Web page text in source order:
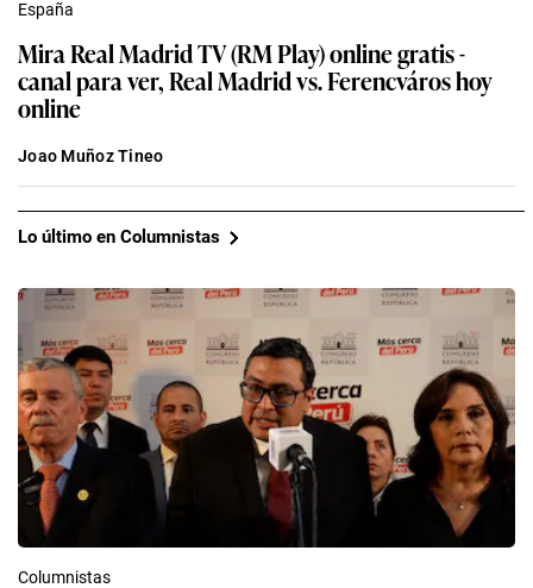
España
Mira Real Madrid TV (RM Play) online gratis -
canal para ver, Real Madrid vs. Ferencváros hoy
online
Joao Muñoz Tineo
Lo último en Columnistas
Columnistas